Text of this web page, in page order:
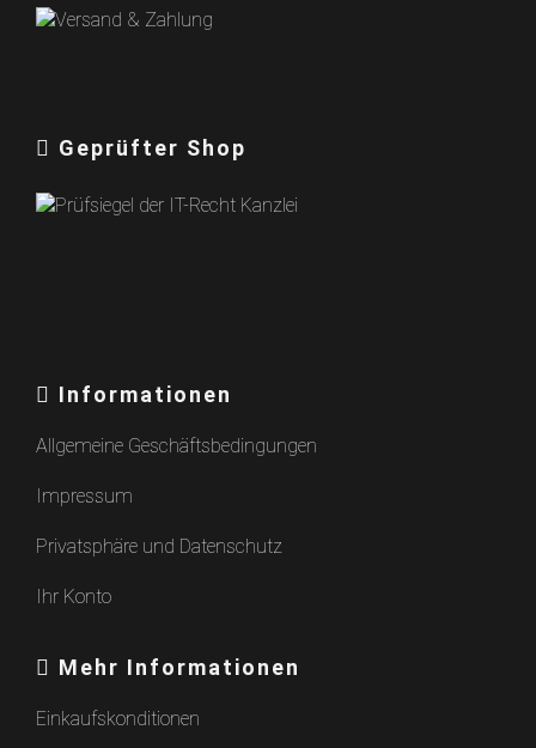
Geprüfter Shop
Informationen
Allgemeine Geschäftsbedingungen
Impressum
Privatsphäre und Datenschutz
Ihr Konto
Mehr Informationen
Einkaufskonditionen